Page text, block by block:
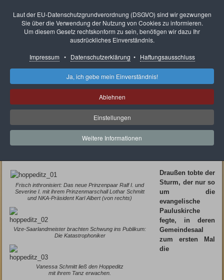
Neunkircher Karnevals
Ausschuss e.V.
Aktuelle Seite:
Sessionseröffnung 2010
Hoppeditz trotzte Sturm und Regen
NKA eröffnete die Session lautstark und
Frisch inthronisiert: Das neue Prinzenpaar Ralf I. und
Severine I. mit ihrem Prinzenmarschall Lothar Schmitt
und NKA-Präsident Karl Albert (von rechts)
Vize-Saarlandmeister brachten Schwung ins Publikum:
Die Katastrophoniker
Vanessa Schmitt ließ den Hoppeditz
mit ihrem Tanz erwachen.
Draußen tobte der
Sturm, der nur so
um die
evangelische
Pauluskirche
fegte, in deren
Gemeindesaal
zum ersten Mal
die
Laut der EU-Datenschutzgrundverordnung (DSGVO) sind wir gezwungen
Sie über die Verwendung der Nutzung von Cookies zu informieren.
Um diesem Gesetz rechtskonform zu sein, benötigen wir dazu Ihr
ausdrückliches Einverständnis.
Impressum • Datenschutzerklärung • Haftungsausschluss
Ja, ich gebe mein Einverständnis!
Ablehnen
Einstellungen
Weitere Informationen